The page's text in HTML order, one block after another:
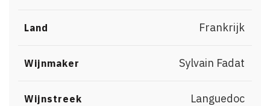
Land Frankrijk
Wijnmaker Sylvain Fadat
Wijnstreek Languedoc